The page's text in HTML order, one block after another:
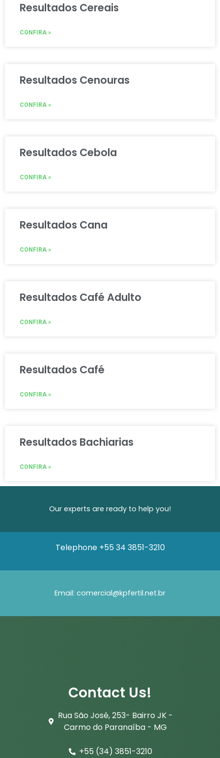
Resultados Cereais
CONFIRA »
Resultados Cenouras
CONFIRA »
Resultados Cebola
CONFIRA »
Resultados Cana
CONFIRA »
Resultados Café Adulto
CONFIRA »
Resultados Café
CONFIRA »
Resultados Bachiarias
CONFIRA »
Our experts are ready to help you!
Telephone +55 34 3851-3210
Email: comercial@kpfertil.net.br
Contact Us!
Rua São José, 253- Bairro JK -
Carmo do Paranaíba - MG
+55 (34) 3851-3210